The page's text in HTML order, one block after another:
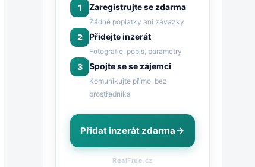
1 Zaregistrujte se zdarma
Žádné poplatky ani závazky
2 Přidejte inzerát
Fotografie, popis, parametry
3 Spojte se se zájemci
Komunikujte přímo, bez
prostředníka
Přidat inzerát zdarma
RealFree.cz